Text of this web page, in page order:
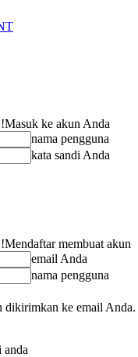
Masuk ke akun Anda
nama pengguna
kata sandi Anda
Mendaftar membuat akun
email Anda
nama pengguna
dikirimkan ke email Anda.
anda